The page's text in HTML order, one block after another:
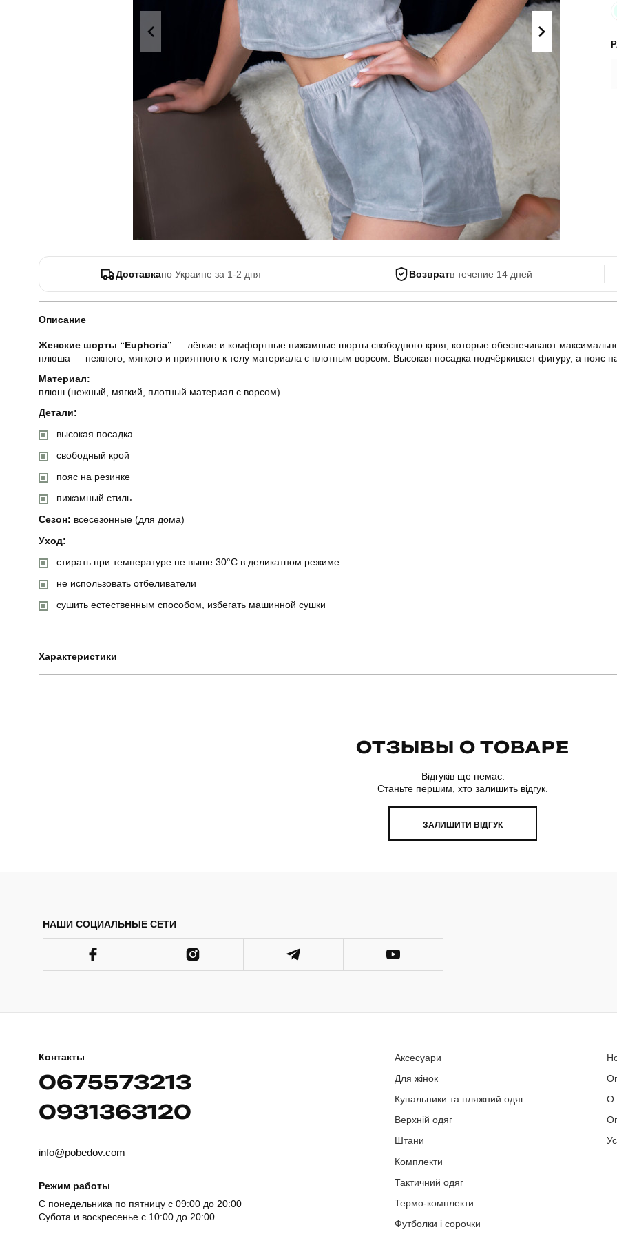
Літні комплекти
Комбінезони
Спортивні
костюми
Кежуал
Поло
Сорочки
Футболки
ХУДІ, СВІТШОТИ, СВЕТРИ
Кофти
Светри
Світшоти
Худі
Боди
Доставкапо Украине за 1-2 дня Возвратв течение 14 дней
Описание
Женские шорты “Euphoria” — лёгкие и комфортные пижамные шорты свободного кроя, которые обеспечивают
плюша — нежного, мягкого и приятного к телу материала с плотным ворсом. Высокая посадка подчёркивает фигуру, а пояс
Материал:
плюш (нежный, мягкий, плотный материал с ворсом)
Детали:
высокая посадка
свободный крой
пояс на резинке
пижамный стиль
Сезон: всесезонные (для дома)
Уход:
стирать при температуре не выше 30°C в деликатном режиме
не использовать отбеливатели
сушить естественным способом, избегать машинной сушки
Характеристики
домашній одяг Сезон
ОТЗЫВЫ О ТОВАРЕ
Відгуків ще немає.
Станьте першим, хто залишить відгук.
ЗАЛИШИТИ ВІДГУК
НАШИ СОЦИАЛЬНЫЕ СЕТИ
Контакты
0675573213
0931363120
info@pobedov.com
Режим работы
С понедельника по пятницу с 09:00 до 20:00
Субота и воскресенье с 10:00 до 20:00
Аксесуари
Для жінок
Купальники та пляжний одяг
Верхній одяг
Штани
Комплекти
Тактичний одяг
Термо-комплекти
Футболки і сорочки
О